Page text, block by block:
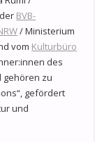
BVB-
/ Ministerium
vom Kulturbüro
des
gehören zu
gefördert
und